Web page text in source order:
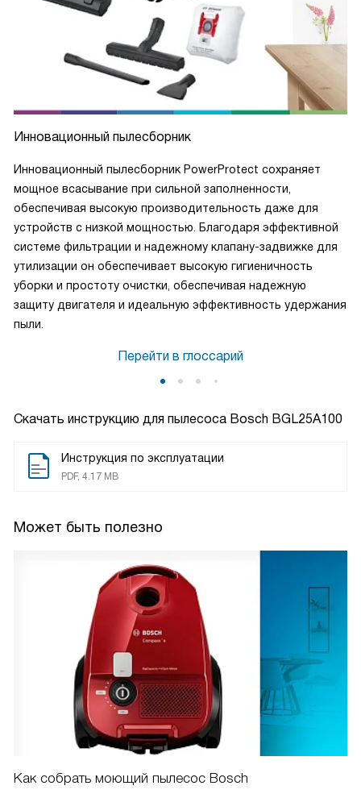
Скачать инструкцию для пылесоса Bosch BGL25A100
Инструкция по эксплуатации
PDF, 4.17 MB
Может быть полезно
Как собрать моющий пылесос Bosch
Инновационный пылесборник
Инновационный пылесборник PowerProtect сохраняет
мощное всасывание при сильной заполненности,
обеспечивая высокую производительность даже для
устройств с низкой мощностью. Благодаря эффективной
системе фильтрации и надежному клапану-задвижке для
утилизации он обеспечивает высокую гигиеничность
уборки и простоту очистки, обеспечивая надежную
защиту двигателя и идеальную эффективность удержания
пыли.
Перейти в глоссарий